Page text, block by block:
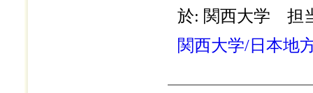
於: 関西大学 担
関西大学/日本地